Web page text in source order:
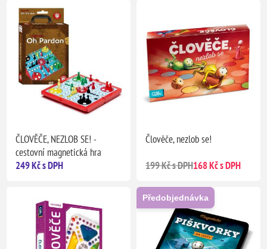
ČLOVĚČE, NEZLOB SE! -
cestovní magnetická hra
249 Kč s DPH
Člověče, nezlob se!
199 Kč s DPH168 Kč s DPH
Předobjednávka